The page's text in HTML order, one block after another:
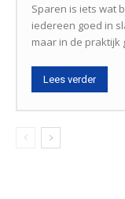
Sparen is iets wat
iedereen goed in
maar in de praktijk
Lees verder